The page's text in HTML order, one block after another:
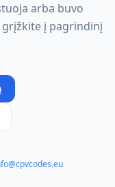
arba buvo
į pagrindinį